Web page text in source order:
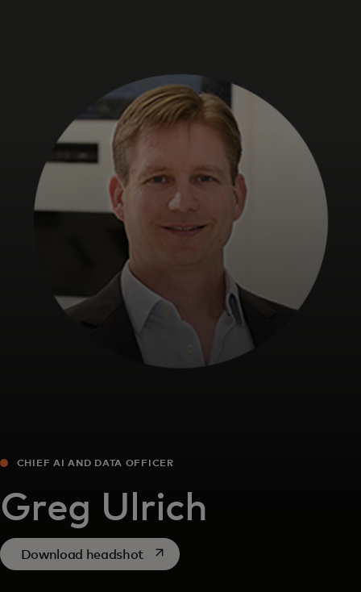
Para empresas
Para el mundo
Para innovadores
Noticias y tendencias
CHIEF AI AND DATA OFFICER
​Greg Ulrich
Download headshotse abre en una pestaña nueva